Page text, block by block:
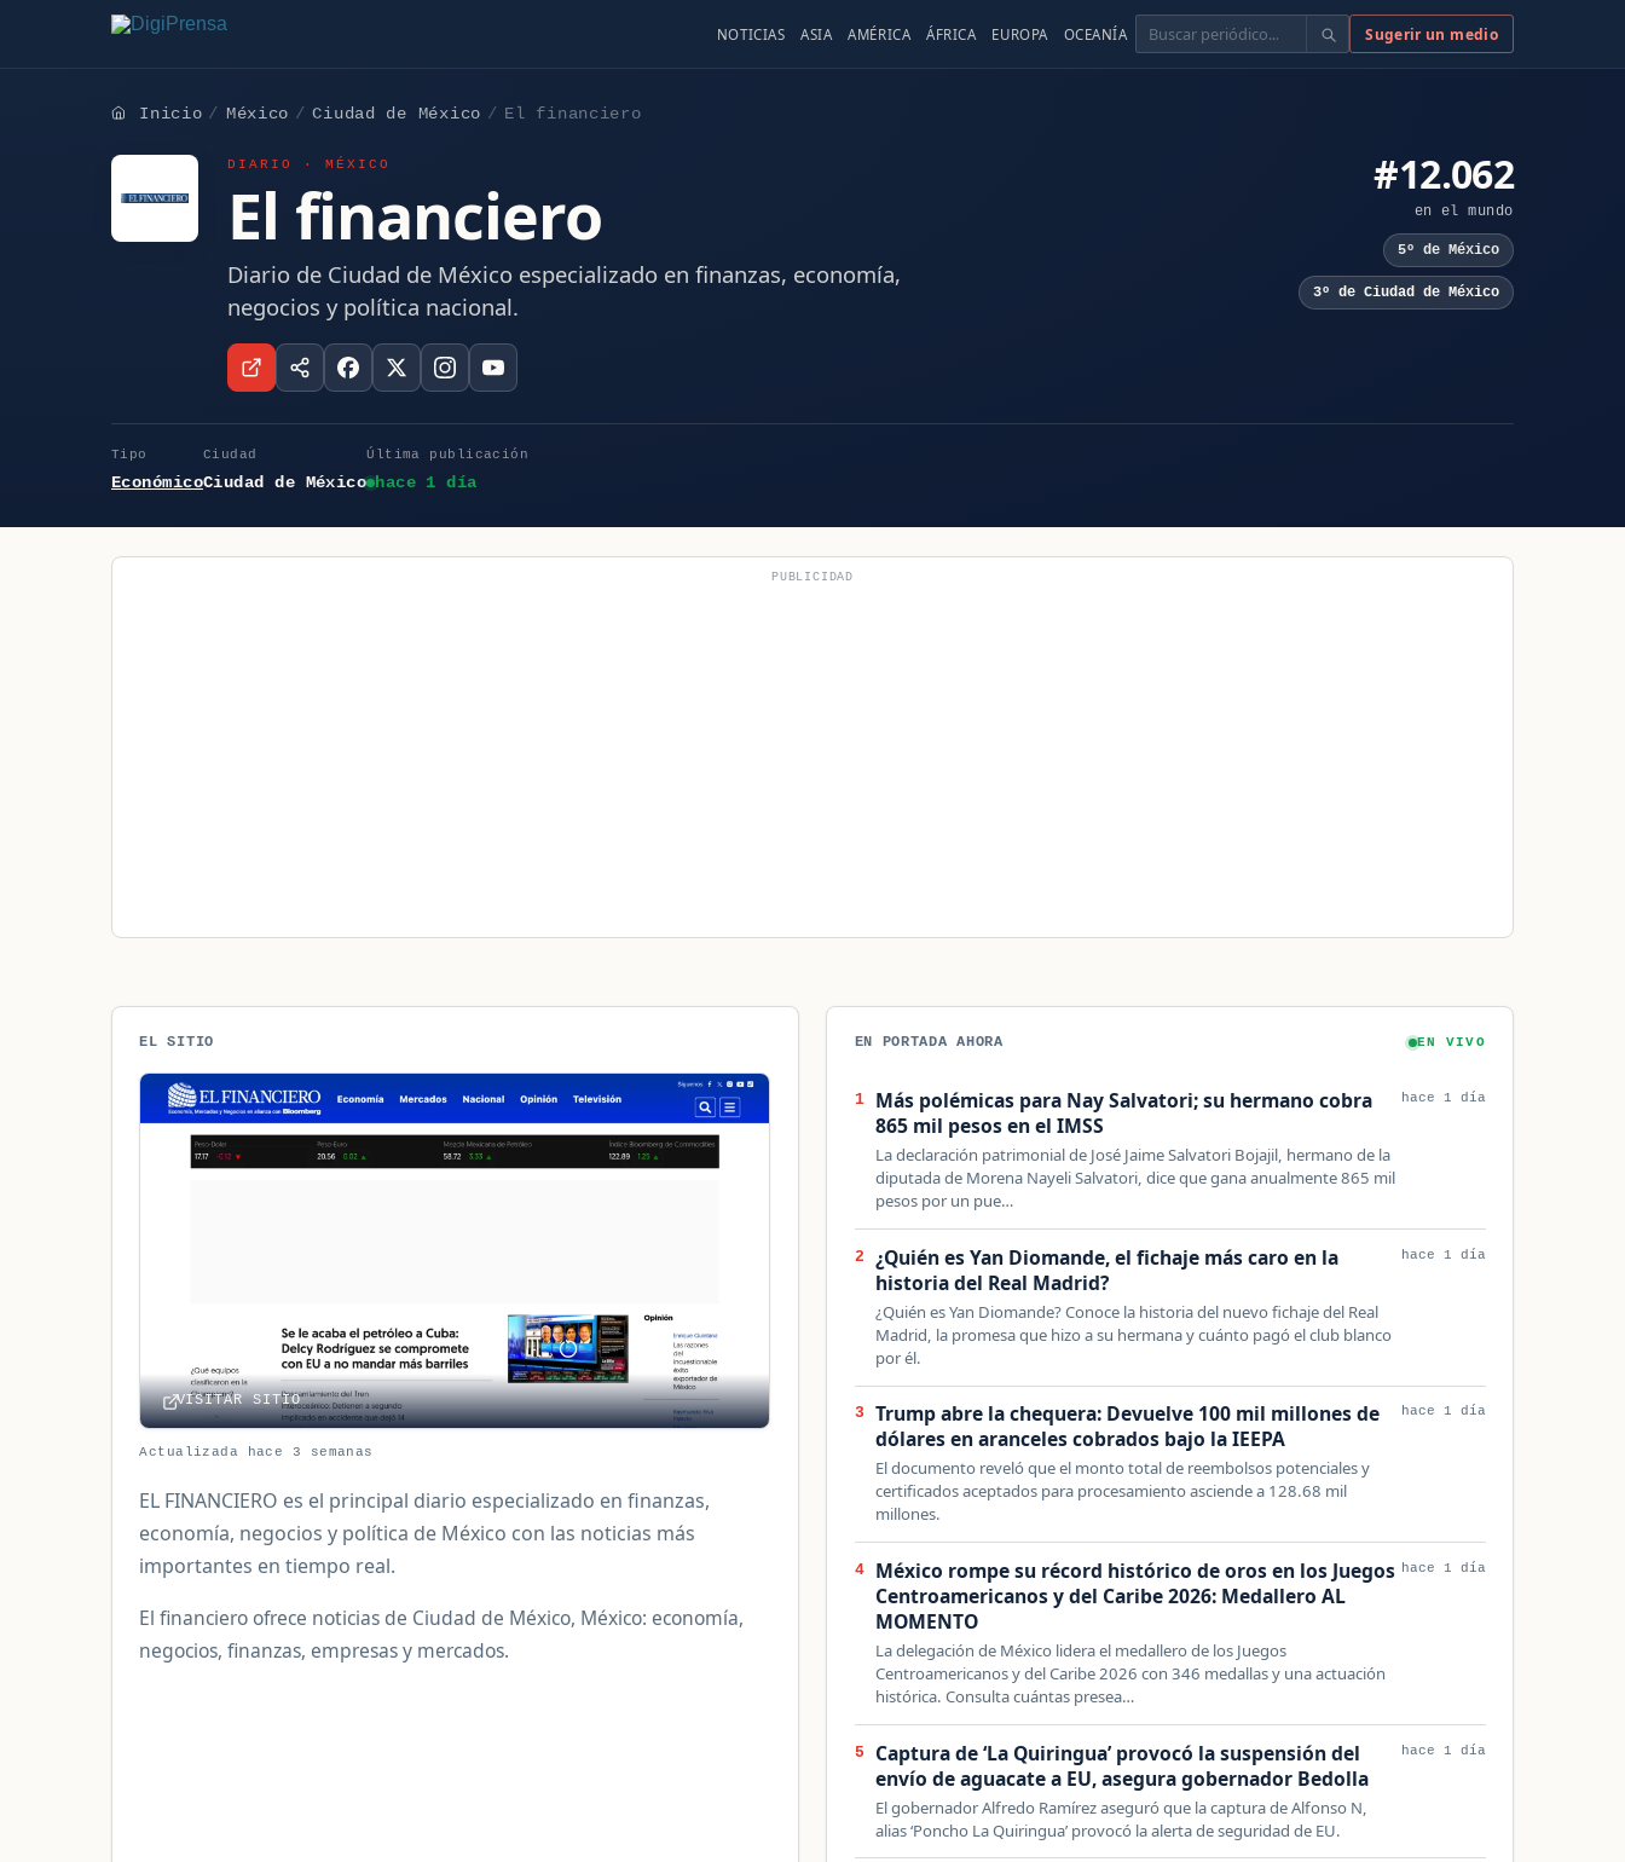
NOTICIAS ASIA AMÉRICA ÁFRICA EUROPA OCEANÍA Buscar Sugerir un medio
Inicio México Ciudad de México El financiero
DIARIO · MÉXICO
El financiero
Diario de Ciudad de México especializado en finanzas, economía,
negocios y política nacional.
#12.062
en el mundo
5º de México
3º de Ciudad de México
Tipo
Económico
Ciudad
Ciudad de México
Última publicación
hace 1 día
PUBLICIDAD
EL SITIO
VISITAR SITIO
Actualizada hace 3 semanas
EL FINANCIERO es el principal diario especializado en finanzas,
economía, negocios y política de México con las noticias más
importantes en tiempo real.
El financiero ofrece noticias de Ciudad de México, México: economía,
negocios, finanzas, empresas y mercados.
EN PORTADA AHORA EN VIVO
1
Más polémicas para Nay Salvatori; su hermano cobra
865 mil pesos en el IMSS
La declaración patrimonial de José Jaime Salvatori Bojajil, hermano de la
diputada de Morena Nayeli Salvatori, dice que gana anualmente 865 mil
pesos por un pue…
hace 1 día
2
¿Quién es Yan Diomande, el fichaje más caro en la
historia del Real Madrid?
¿Quién es Yan Diomande? Conoce la historia del nuevo fichaje del Real
Madrid, la promesa que hizo a su hermana y cuánto pagó el club blanco
por él.
hace 1 día
3
Trump abre la chequera: Devuelve 100 mil millones de
dólares en aranceles cobrados bajo la IEEPA
El documento reveló que el monto total de reembolsos potenciales y
certificados aceptados para procesamiento asciende a 128.68 mil
millones.
hace 1 día
4
México rompe su récord histórico de oros en los Juegos
Centroamericanos y del Caribe 2026: Medallero AL
MOMENTO
La delegación de México lidera el medallero de los Juegos
Centroamericanos y del Caribe 2026 con 346 medallas y una actuación
histórica. Consulta cuántas presea…
hace 1 día
5
Captura de ‘La Quiringua’ provocó la suspensión del
envío de aguacate a EU, asegura gobernador Bedolla
El gobernador Alfredo Ramírez aseguró que la captura de Alfonso N,
alias ‘Poncho La Quiringua’ provocó la alerta de seguridad de EU.
hace 1 día